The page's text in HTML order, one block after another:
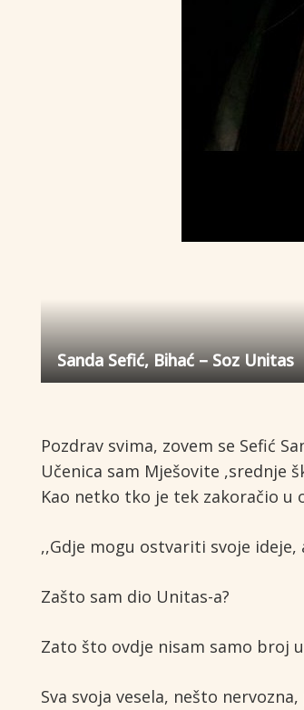
Sanda Sefić, Bihać – Soz Unitas
Pozdrav svima, zovem se Sefić
Učenica sam Mješovite ,srednje
Kao netko tko je tek zakoračio u
,,Gdje mogu ostvariti svoje ideje,
Zašto sam dio Unitas-a?
Zato što ovdje nisam samo broj
Sva svoja vesela, nešto